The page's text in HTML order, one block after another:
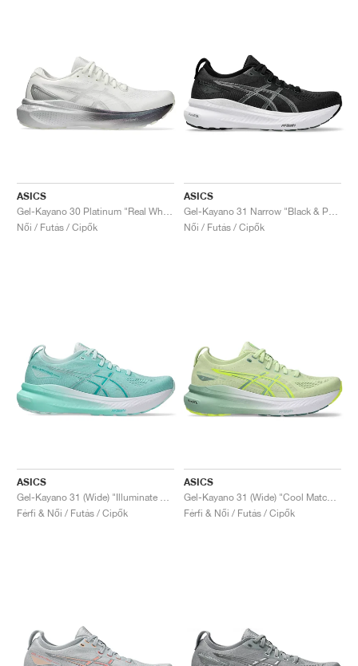
ASICS
Gel-Kayano 30 Platinum "Real White & Pure Silver"
Női / Futás / Cipők
ASICS
Gel-Kayano 31 Narrow "Black & Pure Silver"
Női / Futás / Cipők
ASICS
Gel-Kayano 31 (Wide) "Illuminate Mint & Pure Silver"
Férfi & Női / Futás / Cipők
ASICS
Gel-Kayano 31 (Wide) "Cool Matcha & Light Celadon"
Férfi & Női / Futás / Cipők